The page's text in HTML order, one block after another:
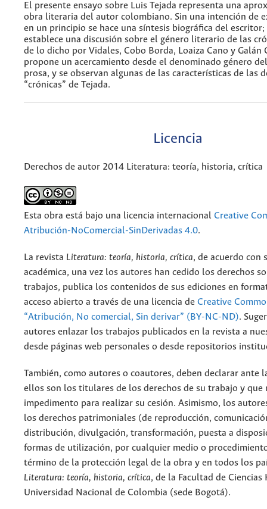
El presente ensayo sobre Luis Tejada representa una
obra literaria del autor colombiano. Sin una intención de
en un principio se hace una síntesis biográfica del escritor;
establece una discusión sobre el género literario de las
de lo dicho por Vidales, Cobo Borda, Loaiza Cano y Galán
propone un acercamiento desde el denominado género
prosa, y se observan algunas de las características de las
“crónicas” de Tejada.
Licencia
Derechos de autor 2014 Literatura: teoría, historia, crítica
Esta obra está bajo una licencia internacional Creative
Atribución-NoComercial-SinDerivadas 4.0.
La revista Literatura: teoría, historia, crítica, de acuerdo con
académica, una vez los autores han cedido los derechos
trabajos, publica los contenidos de sus ediciones en
acceso abierto a través de una licencia de Creative
“Atribución, No comercial, Sin derivar” (BY-NC-ND).
autores enlazar los trabajos publicados en la revista a
desde páginas web personales o desde repositorios
También, como autores o coautores, deben declarar ante
ellos son los titulares de los derechos de su trabajo y que
impedimento para realizar su cesión. Asimismo, los
los derechos patrimoniales (de reproducción,
distribución, divulgación, transformación, puesta a
formas de utilización, por cualquier medio o
término de la protección legal de la obra y en todos los
Literatura: teoría, historia, crítica, de la Facultad de Ciencias
Universidad Nacional de Colombia (sede Bogotá).